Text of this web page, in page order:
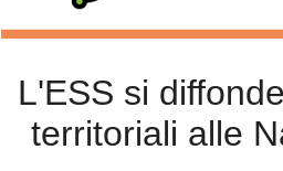
L'ESS si
territoriali alle